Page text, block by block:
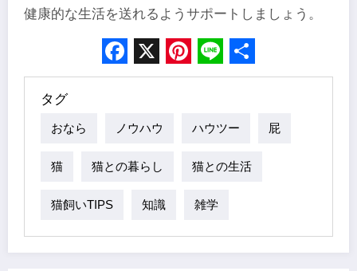
健康的な生活を送れるようサポートしましょう。
Facebook
X Pinterest
LineShare
タグ
おなら ノウハウ ハウツー 屁
猫 猫との暮らし 猫との生活
猫飼いTIPS 知識 雑学